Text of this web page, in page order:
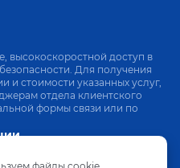
высокоскоростной доступ в
Для получения
стоимости указанных услуг,
отдела клиентского
формы связи или по